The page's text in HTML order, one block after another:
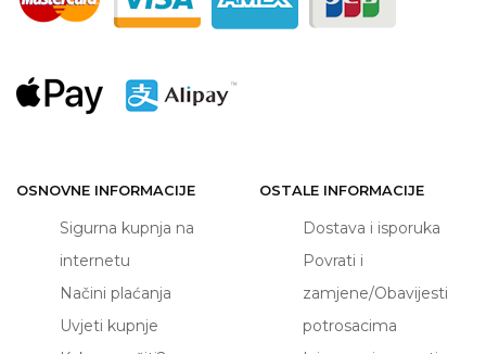
OSNOVNE INFORMACIJE
Sigurna kupnja na
internetu
Načini plaćanja
Uvjeti kupnje
OSTALE INFORMACIJE
Dostava i isporuka
Povrati i
zamjene/Obavijesti
potrosacima